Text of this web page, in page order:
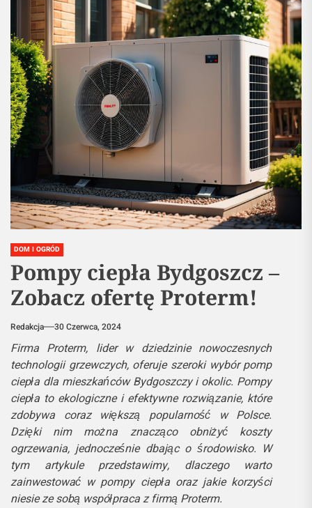
DOM I OGRÓD
Pompy ciepła Bydgoszcz –
Zobacz ofertę Proterm!
Redakcja 30 Czerwca, 2024
Firma Proterm, lider w dziedzinie nowoczesnych
technologii grzewczych, oferuje szeroki wybór pomp
ciepła dla mieszkańców Bydgoszczy i okolic. Pompy
ciepła to ekologiczne i efektywne rozwiązanie, które
zdobywa coraz większą popularność w Polsce.
Dzięki nim można znacząco obniżyć koszty
ogrzewania, jednocześnie dbając o środowisko. W
tym artykule przedstawimy, dlaczego warto
zainwestować w pompy ciepła oraz jakie korzyści
niesie ze sobą współpraca z firmą Proterm.